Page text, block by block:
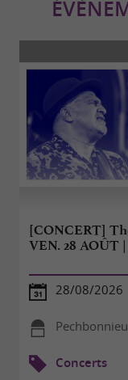
[CONCERT]
VEN. 28 AOÛT
28/08/2026
Pechbonnieu
Concerts